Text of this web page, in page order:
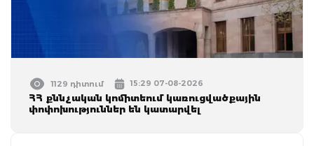
1129 դիտում 15:29 07-08-2026
ՀՀ քննչական կոմիտեում կառուցվածքային
փոփոխություններ են կատարվել